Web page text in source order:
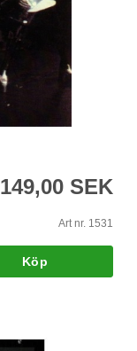
149,00 SEK
Art nr. 1531
Köp